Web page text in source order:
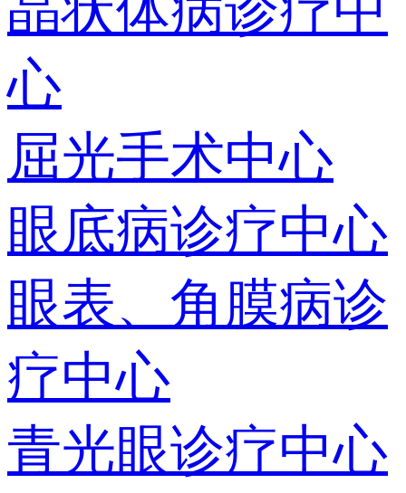
心
屈光手术中心
眼底病诊疗中心
眼表、角膜病诊
疗中心
青光眼诊疗中心